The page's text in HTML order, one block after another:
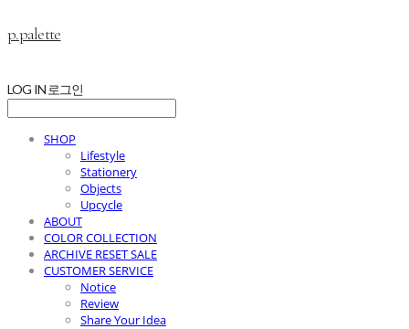
p.palette
LOG IN 로그인
SHOP
Lifestyle
Stationery
Objects
Upcycle
ABOUT
COLOR COLLECTION
ARCHIVE RESET SALE
CUSTOMER SERVICE
Notice
Review
Share Your Idea